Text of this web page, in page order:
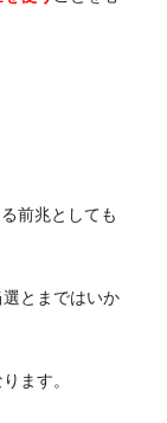
前兆としても
とまではいか
ます。